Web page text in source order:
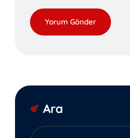
Ara